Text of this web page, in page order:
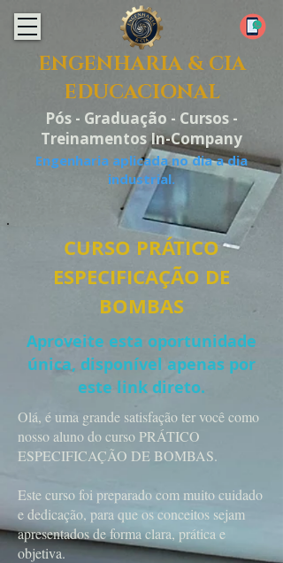
ENGENHARIA & CIA
EDUCACIONAL
Pós - Graduação - Cursos -
Treinamentos In-Company
Engenharia aplicada no dia a dia
industrial.
CURSO PRÁTICO
ESPECIFICAÇÃO DE
BOMBAS
Aproveite esta oportunidade
única, disponível apenas por
este link direto.
Olá, é uma grande satisfação ter você como
nosso aluno do curso PRÁTICO
ESPECIFICAÇÃO DE BOMBAS.
Este curso foi preparado com muito cuidado
e dedicação, para que os conceitos sejam
apresentados de forma clara, prática e
objetiva.